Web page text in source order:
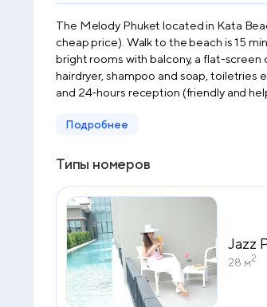
The Melody Phuket located in Kata
cheap price). Walk to the beach is 15 minute but we have free shuttle
bright rooms with balcony, a flat-
hairdryer, shampoo and soap, toiletries etc. Nice
and 24-hours reception (friendly and
Подробнее
Типы номеров
Jazz
28 м2